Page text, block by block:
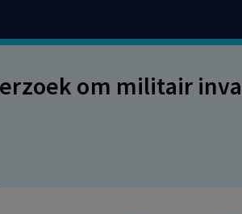
om militair